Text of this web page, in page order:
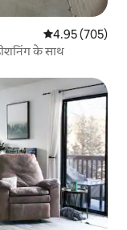
औसत रेटिंग 5 में से
4.95 (705)
के साथ